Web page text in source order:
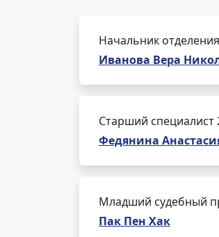
Начальник
Иванова Вера
Старший специалист
Федянина
Младший судебный
Пак Пен Хак